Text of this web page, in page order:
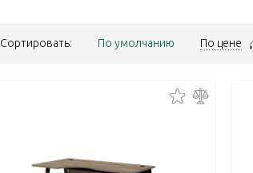
Сортировать: По умолчанию По цене